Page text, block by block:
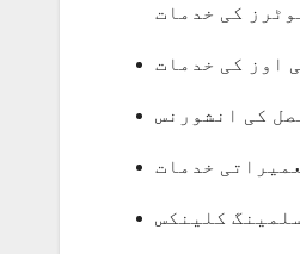
کی خدمات
اوز کی خدمات
کی انشورنس
خدمات
کلینکس